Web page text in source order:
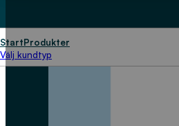
StartProdukter
Välj kundtyp